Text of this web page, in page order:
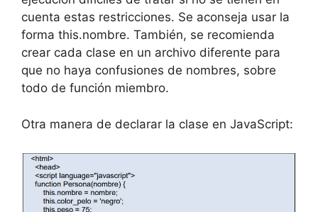
cuenta estas restricciones. Se aconseja usar la
forma this.nombre. También, se recomienda
crear cada clase en un archivo diferente para
que no haya confusiones de nombres, sobre
todo de función miembro.
Otra manera de declarar la clase en JavaScript: